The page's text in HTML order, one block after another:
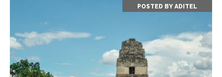
POSTED BY ADITEL